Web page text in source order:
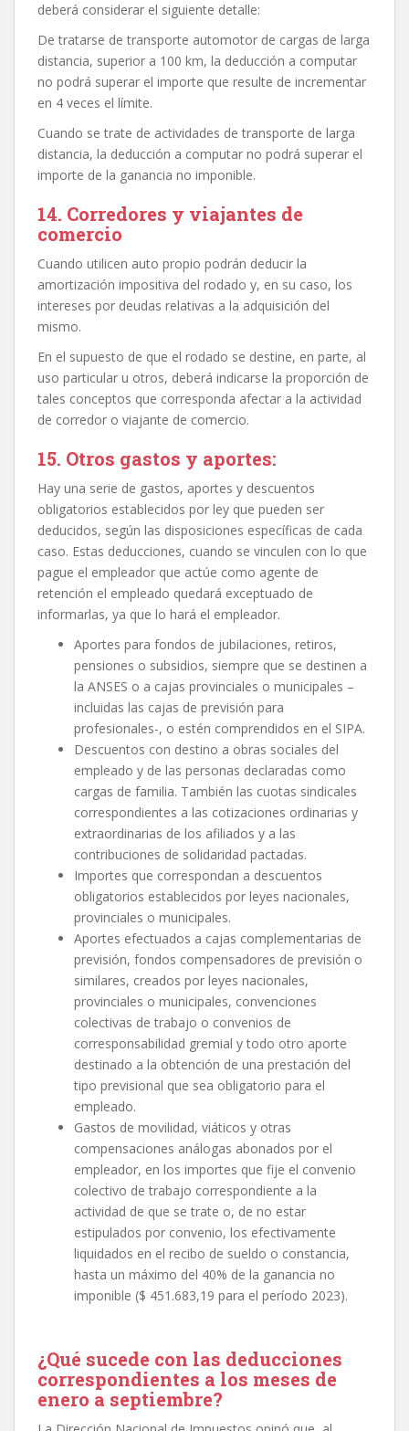
deberá considerar el siguiente detalle:
De tratarse de transporte automotor de cargas de larga
distancia, superior a 100 km, la deducción a computar
no podrá superar el importe que resulte de incrementar
en 4 veces el límite.
Cuando se trate de actividades de transporte de larga
distancia, la deducción a computar no podrá superar el
importe de la ganancia no imponible.
14. Corredores y viajantes de
comercio
Cuando utilicen auto propio podrán deducir la
amortización impositiva del rodado y, en su caso, los
intereses por deudas relativas a la adquisición del
mismo.
En el supuesto de que el rodado se destine, en parte, al
uso particular u otros, deberá indicarse la proporción de
tales conceptos que corresponda afectar a la actividad
de corredor o viajante de comercio.
15. Otros gastos y aportes:
Hay una serie de gastos, aportes y descuentos
obligatorios establecidos por ley que pueden ser
deducidos, según las disposiciones específicas de cada
caso. Estas deducciones, cuando se vinculen con lo que
pague el empleador que actúe como agente de
retención el empleado quedará exceptuado de
informarlas, ya que lo hará el empleador.
Aportes para fondos de jubilaciones, retiros,
pensiones o subsidios, siempre que se destinen a
la ANSES o a cajas provinciales o municipales –
incluidas las cajas de previsión para
profesionales-, o estén comprendidos en el SIPA.
Descuentos con destino a obras sociales del
empleado y de las personas declaradas como
cargas de familia. También las cuotas sindicales
correspondientes a las cotizaciones ordinarias y
extraordinarias de los afiliados y a las
contribuciones de solidaridad pactadas.
Importes que correspondan a descuentos
obligatorios establecidos por leyes nacionales,
provinciales o municipales.
Aportes efectuados a cajas complementarias de
previsión, fondos compensadores de previsión o
similares, creados por leyes nacionales,
provinciales o municipales, convenciones
colectivas de trabajo o convenios de
corresponsabilidad gremial y todo otro aporte
destinado a la obtención de una prestación del
tipo previsional que sea obligatorio para el
empleado.
Gastos de movilidad, viáticos y otras
compensaciones análogas abonados por el
empleador, en los importes que fije el convenio
colectivo de trabajo correspondiente a la
actividad de que se trate o, de no estar
estipulados por convenio, los efectivamente
liquidados en el recibo de sueldo o constancia,
hasta un máximo del 40% de la ganancia no
imponible ($ 451.683,19 para el período 2023).
¿Qué sucede con las deducciones
correspondientes a los meses de
enero a septiembre?